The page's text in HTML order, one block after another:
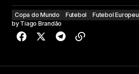
Copa do Mundo Futebol Futebol Europeu
by Tiago Brandão